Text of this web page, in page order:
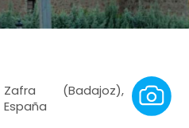
Zafra (Badajoz),
España